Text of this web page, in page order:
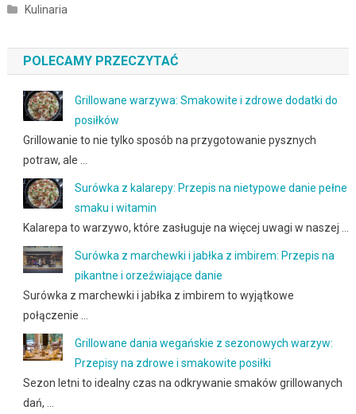
Kulinaria
POLECAMY PRZECZYTAĆ
Grillowane warzywa: Smakowite i zdrowe dodatki do
posiłków
Grillowanie to nie tylko sposób na przygotowanie pysznych
potraw, ale …
Surówka z kalarepy: Przepis na nietypowe danie pełne
smaku i witamin
Kalarepa to warzywo, które zasługuje na więcej uwagi w naszej …
Surówka z marchewki i jabłka z imbirem: Przepis na
pikantne i orzeźwiające danie
Surówka z marchewki i jabłka z imbirem to wyjątkowe
połączenie …
Grillowane dania wegańskie z sezonowych warzyw:
Przepisy na zdrowe i smakowite posiłki
Sezon letni to idealny czas na odkrywanie smaków grillowanych
dań, …